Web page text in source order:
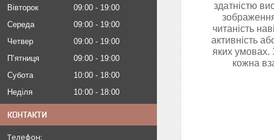
Вівторок
09:00
19:00
Середа
09:00
19:00
Четвер
09:00
19:00
Пʼятниця
09:00
19:00
Субота
10:00
18:00
Неділя
10:00 18:00
КОНТАКТИ
здатністю
читаність
активність
яких умовах.
кожна